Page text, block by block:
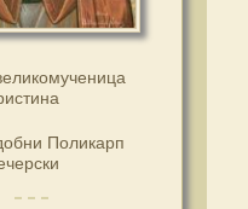
Поликарп